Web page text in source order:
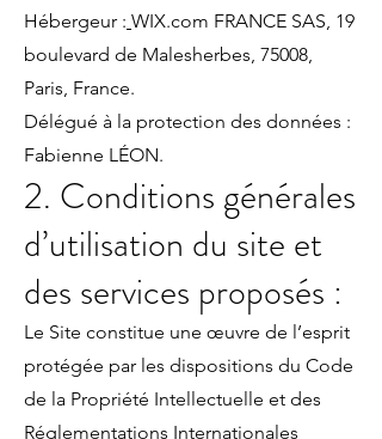
Hébergeur : WIX.com FRANCE SAS, 19
boulevard de Malesherbes, 75008,
Paris, France.
Délégué à la protection des données :
Fabienne LÉON.
2. Conditions générales
d’utilisation du site et
des services proposés :
Le Site constitue une œuvre de l’esprit
protégée par les dispositions du Code
de la Propriété Intellectuelle et des
Réglementations Internationales